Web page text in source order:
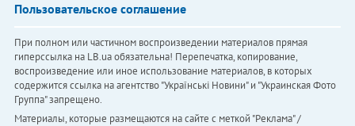
Пользовательское соглашение
При полном или частичном воспроизведении материалов прямая
гиперссылка на LB.ua обязательна! Перепечатка, копирование,
воспроизведение или иное использование материалов, в которых
содержится ссылка на агентство "Українськi Новини" и "Украинская Фото
Группа" запрещено.
Материалы, которые размещаются на сайте с меткой "Реклама" /